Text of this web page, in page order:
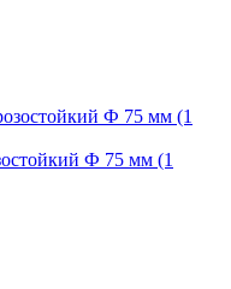
Ф 75 мм (1